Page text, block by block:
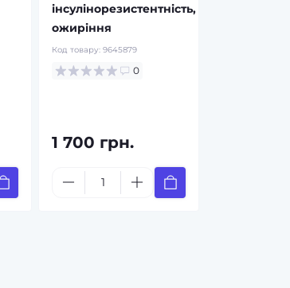
інсулінорезистентність,
ожиріння
Код товару:9645879
0
1 700 грн.